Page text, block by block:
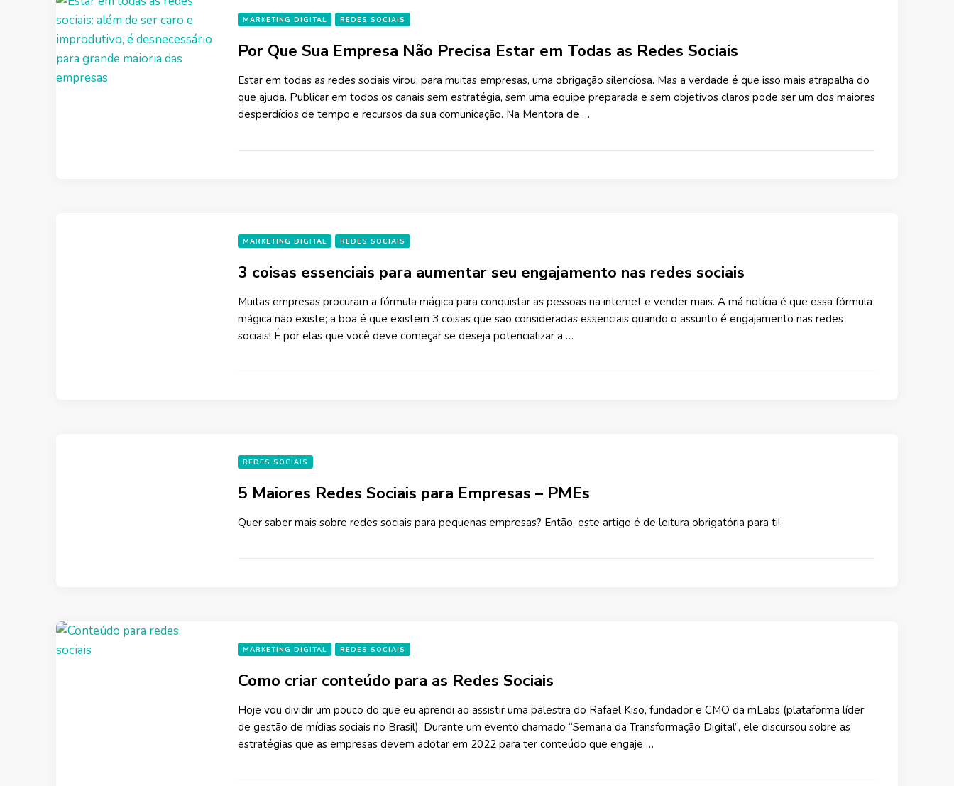
MARKETING DIGITAL REDES SOCIAIS
Por Que Sua Empresa Não Precisa Estar em Todas as Redes Sociais
Estar em todas as redes sociais virou, para muitas empresas, uma obrigação silenciosa. Mas a verdade é que isso mais atrapalha do
que ajuda. Publicar em todos os canais sem estratégia, sem uma equipe preparada e sem objetivos claros pode ser um dos maiores
desperdícios de tempo e recursos da sua comunicação. Na Mentora de …
MARKETING DIGITAL REDES SOCIAIS
3 coisas essenciais para aumentar seu engajamento nas redes sociais
Muitas empresas procuram a fórmula mágica para conquistar as pessoas na internet e vender mais. A má notícia é que essa fórmula
mágica não existe; a boa é que existem 3 coisas que são consideradas essenciais quando o assunto é engajamento nas redes
sociais! É por elas que você deve começar se deseja potencializar a …
REDES SOCIAIS
5 Maiores Redes Sociais para Empresas – PMEs
Quer saber mais sobre redes sociais para pequenas empresas? Então, este artigo é de leitura obrigatória para ti!
MARKETING DIGITAL REDES SOCIAIS
Como criar conteúdo para as Redes Sociais
Hoje vou dividir um pouco do que eu aprendi ao assistir uma palestra do Rafael Kiso, fundador e CMO da mLabs (plataforma líder
de gestão de mídias sociais no Brasil). Durante um evento chamado “Semana da Transformação Digital”, ele discursou sobre as
estratégias que as empresas devem adotar em 2022 para ter conteúdo que engaje …